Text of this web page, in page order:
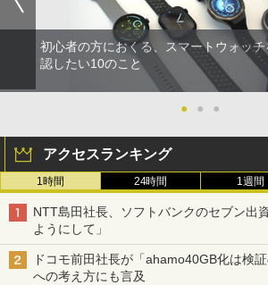
初心者の方におくる、スマートウォッ
認したい10のこと
● ● ●
アクセスランキング
1時間 24時間 1週間
NTT島田社長、ソフトバンクのセブン出
ようにして」
ドコモ前田社長が「ahamo40GB化は検
への考え方にも言及